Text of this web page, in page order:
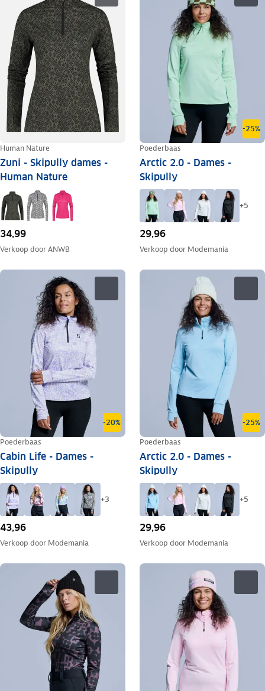
Human Nature
Zuni - Skipully dames -
Human Nature
34,99
Verkoop doorANWB
-25%
Poederbaas
Arctic 2.0 - Dames -
Skipully
+5
29,96
Verkoop door Modemania
-20%
Poederbaas
Cabin Life - Dames -
Skipully
+3
43,96
Verkoop door Modemania
-25%
Poederbaas
Arctic 2.0 - Dames -
Skipully
+5
29,96
Verkoop door Modemania